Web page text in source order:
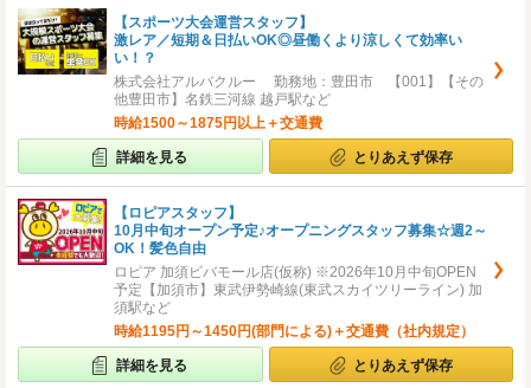
【スポーツ大会運営スタッフ】
激レア／短期＆日払いOK◎昼働くより涼しくて効率い
い！？
株式会社アルバクルー 勤務地：豊田市 【001】【その
他豊田市】名鉄三河線 越戸駅など
時給1500～1875円以上＋交通費
詳細を見る とりあえず保存
【ロピアスタッフ】
10月中旬オープン予定♪オープニングスタッフ募集☆週2～
OK！髪色自由
ロピア 加須ビバモール店(仮称) ※2026年10月中旬OPEN
予定【加須市】東武伊勢崎線(東武スカイツリーライン) 加
須駅など
時給1195円～1450円(部門による)＋交通費（社内規定）
詳細を見る とりあえず保存